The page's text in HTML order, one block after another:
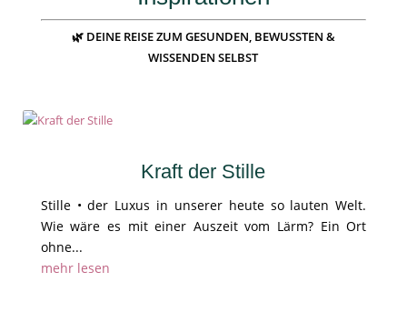
🌿 DEINE REISE ZUM GESUNDEN, BEWUSSTEN &
WISSENDEN SELBST
Kraft der Stille
Stille • der Luxus in unserer heute so lauten Welt.
Wie wäre es mit einer Auszeit vom Lärm? Ein Ort
ohne...
mehr lesen